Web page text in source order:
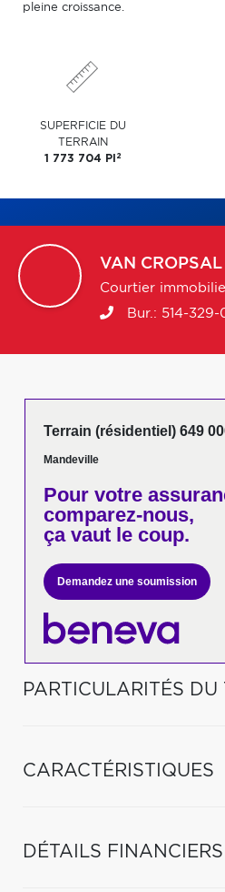
pleine croissance.
SUPERFICIE DU
TERRAIN
1 773 704 PI 2
VAN CROPSAL
Courtier
Bur.: 514-
Terrain (résidentiel) 649
Mandeville
Pour votre
comparez-nous,
ça vaut le coup.
Demandez une soumission
PARTICULARITÉS DU
CARACTÉRISTIQUES
DÉTAILS FINANCIERS